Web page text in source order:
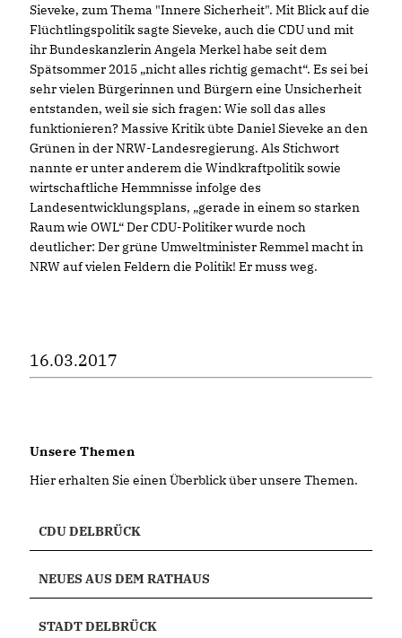
Sieveke, zum Thema "Innere Sicherheit". Mit Blick auf die
Flüchtlingspolitik sagte Sieveke, auch die CDU und mit
ihr Bundeskanzlerin Angela Merkel habe seit dem
Spätsommer 2015 „nicht alles richtig gemacht“. Es sei bei
sehr vielen Bürgerinnen und Bürgern eine Unsicherheit
entstanden, weil sie sich fragen: Wie soll das alles
funktionieren? Massive Kritik übte Daniel Sieveke an den
Grünen in der NRW-Landesregierung. Als Stichwort
nannte er unter anderem die Windkraftpolitik sowie
wirtschaftliche Hemmnisse infolge des
Landesentwicklungsplans, „gerade in einem so starken
Raum wie OWL“ Der CDU-Politiker wurde noch
deutlicher: Der grüne Umweltminister Remmel macht in
NRW auf vielen Feldern die Politik! Er muss weg.
16.03.2017
Unsere Themen
Hier erhalten Sie einen Überblick über unsere Themen.
CDU DELBRÜCK
NEUES AUS DEM RATHAUS
STADT DELBRÜCK